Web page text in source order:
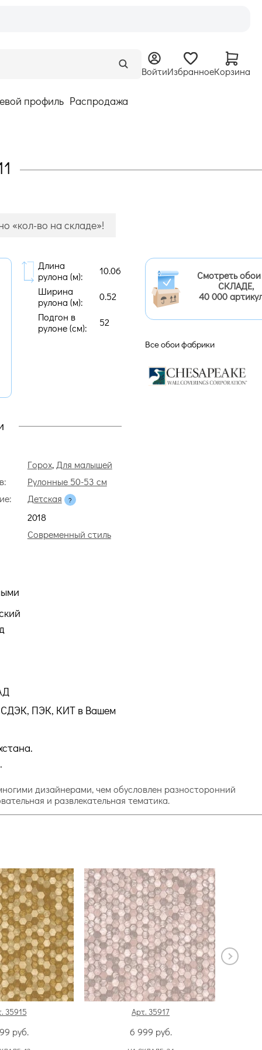
ВойтиИзбранноеКорзина
профиль Распродажа
«кол-во на складе»!
Длина
рулона (м):
10.06
Ширина
рулона (м):
0.52
Подгон в
рулоне (cм):
52
Горох, Для малышей
Рулонные 50-53 см
Детская
2018
Современный стиль
СДЭК, ПЭК, КИТ в Вашем
Смотреть
СКЛАДЕ,
40 000
Все обои фабрики
дизайнерами, чем обусловлен разносторонний
и развлекательная тематика.
35915
руб.
Арт. 35917
6 999 руб.